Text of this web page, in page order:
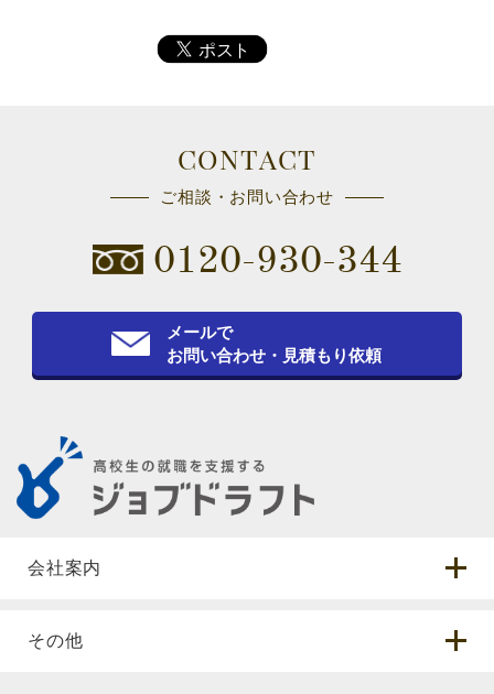
CONTACT
ご相談・お問い合わせ
0120-930-344
メールで
お問い合わせ・見積もり依頼
会社案内
その他